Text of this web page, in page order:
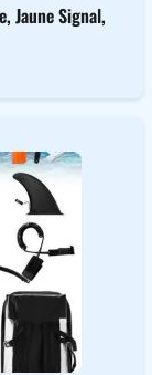
Jaune Signal,